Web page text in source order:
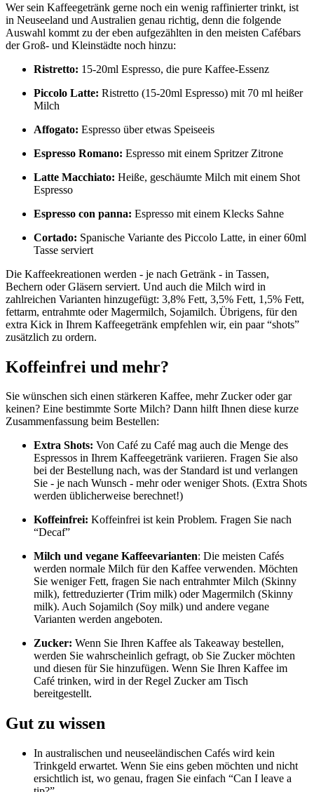
Wer sein Kaffeegetränk gerne noch ein wenig raffinierter trinkt, ist
in Neuseeland und Australien genau richtig, denn die folgende
Auswahl kommt zu der eben aufgezählten in den meisten Cafébars
der Groß- und Kleinstädte noch hinzu:
Ristretto: 15-20ml Espresso, die pure Kaffee-Essenz
Piccolo Latte: Ristretto (15-20ml Espresso) mit 70 ml heißer
Milch
Affogato: Espresso über etwas Speiseeis
Espresso Romano: Espresso mit einem Spritzer Zitrone
Latte Macchiato: Heiße, geschäumte Milch mit einem Shot
Espresso
Espresso con panna: Espresso mit einem Klecks Sahne
Cortado: Spanische Variante des Piccolo Latte, in einer 60ml
Tasse serviert
Die Kaffeekreationen werden - je nach Getränk - in Tassen,
Bechern oder Gläsern serviert. Und auch die Milch wird in
zahlreichen Varianten hinzugefügt: 3,8% Fett, 3,5% Fett, 1,5% Fett,
fettarm, entrahmte oder Magermilch, Sojamilch. Übrigens, für den
extra Kick in Ihrem Kaffeegetränk empfehlen wir, ein paar “shots”
zusätzlich zu ordern.
Koffeinfrei und mehr?
Sie wünschen sich einen stärkeren Kaffee, mehr Zucker oder gar
keinen? Eine bestimmte Sorte Milch? Dann hilft Ihnen diese kurze
Zusammenfassung beim Bestellen:
Extra Shots: Von Café zu Café mag auch die Menge des
Espressos in Ihrem Kaffeegetränk variieren. Fragen Sie also
bei der Bestellung nach, was der Standard ist und verlangen
Sie - je nach Wunsch - mehr oder weniger Shots. (Extra Shots
werden üblicherweise berechnet!)
Koffeinfrei: Koffeinfrei ist kein Problem. Fragen Sie nach
“Decaf”
Milch und vegane Kaffeevarianten: Die meisten Cafés
werden normale Milch für den Kaffee verwenden. Möchten
Sie weniger Fett, fragen Sie nach entrahmter Milch (Skinny
milk), fettreduzierter (Trim milk) oder Magermilch (Skinny
milk). Auch Sojamilch (Soy milk) und andere vegane
Varianten werden angeboten.
Zucker: Wenn Sie Ihren Kaffee als Takeaway bestellen,
werden Sie wahrscheinlich gefragt, ob Sie Zucker möchten
und diesen für Sie hinzufügen. Wenn Sie Ihren Kaffee im
Café trinken, wird in der Regel Zucker am Tisch
bereitgestellt.
Gut zu wissen
In australischen und neuseeländischen Cafés wird kein
Trinkgeld erwartet. Wenn Sie eins geben möchten und nicht
ersichtlich ist, wo genau, fragen Sie einfach “Can I leave a